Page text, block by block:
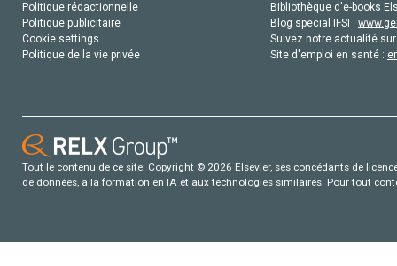
Politique rédactionnelle
Politique publicitaire
Cookie settings
Politique de la vie privée
Bibliothèque d'e-books
Blog special IFSI :
Suivez notre actualité
Site d'emploi en santé :
Tout le contenu de ce site: Copyright © 2026 Elsevier, ses concédants de
de données, a la formation en IA et aux technologies similaires. Pour tout